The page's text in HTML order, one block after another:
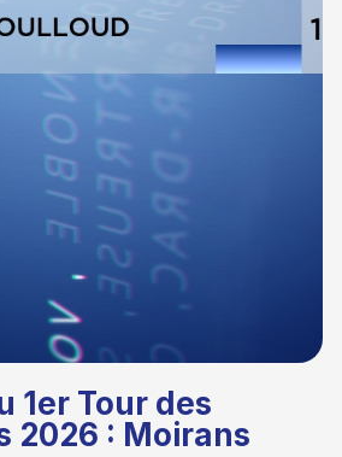
1er Tour des
2026 : Moirans